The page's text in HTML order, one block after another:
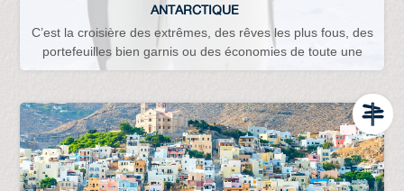
ANTARCTIQUE
C’est la croisière des extrêmes, des rêves les plus fous, des
portefeuilles bien garnis ou des économies de toute une